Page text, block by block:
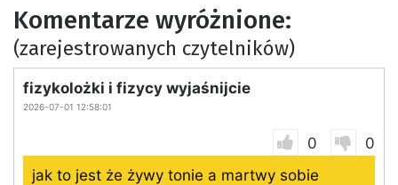
Komentarze wyróżnione:
(zarejestrowanych czytelników)
fizykolożki i fizycy wyjaśnijcie
2026-07-01 12:58:01
0
0
jak to jest że żywy tonie a martwy sobie